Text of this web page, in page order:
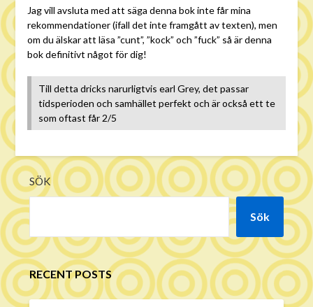
Jag vill avsluta med att säga denna bok inte får mina
rekommendationer (ifall det inte framgått av texten), men
om du älskar att läsa ”cunt”, ”kock” och ”fuck” så är denna
bok definitivt något för dig!
Till detta dricks narurligtvis earl Grey, det passar
tidsperioden och samhället perfekt och är också ett te
som oftast får 2/5
SÖK
Sök
RECENT POSTS